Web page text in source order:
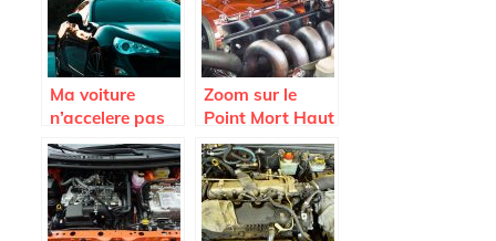
Ma voiture
n’accelere pas
plus; est-ce que
je dois changer
l’embrayage ?
Zoom sur le
Point Mort Haut
d’une voiture